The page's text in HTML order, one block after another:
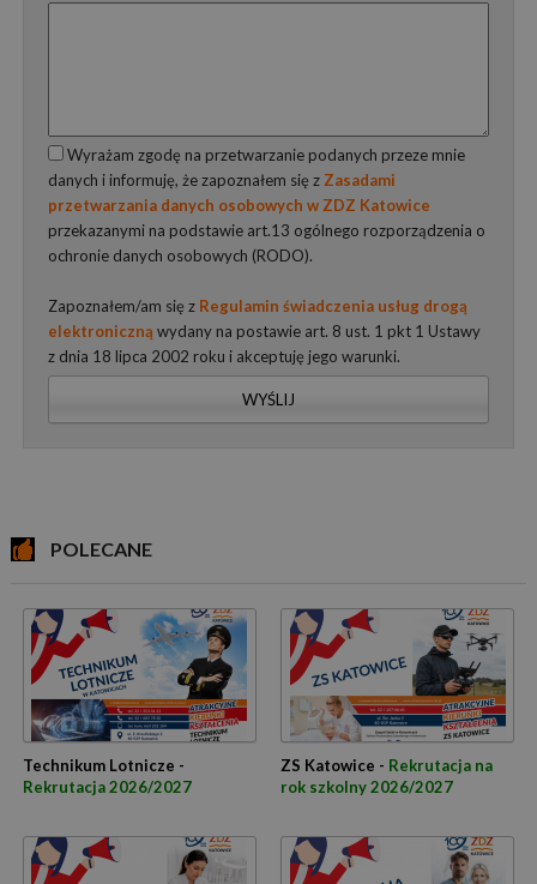
Wyrażam zgodę na przetwarzanie podanych przeze mnie
danych i informuję, że zapoznałem się z Zasadami
przetwarzania danych osobowych w ZDZ Katowice
przekazanymi na podstawie art.13 ogólnego rozporządzenia o
ochronie danych osobowych (RODO).
Zapoznałem/am się z Regulamin świadczenia usług drogą
elektroniczną wydany na postawie art. 8 ust. 1 pkt 1 Ustawy
z dnia 18 lipca 2002 roku i akceptuję jego warunki.
WYŚLIJ
POLECANE
Technikum Lotnicze -
Rekrutacja 2026/2027
ZS Katowice - Rekrutacja na
rok szkolny 2026/2027